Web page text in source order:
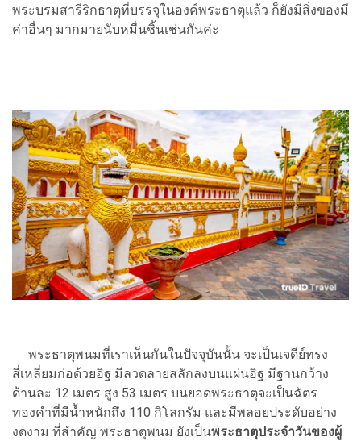
พระบรมสารีริกธาตุที่บรรจุในองค์พระธาตุแล้ว ก็ยังมีสิ่งของมี
ค่าอื่นๆ มากมายนับหมื่นชิ้นเช่นกันค่ะ
พระธาตุพนมที่เราเห็นกันในปัจจุบันนั้น จะเป็นเจดีย์ทรง
สี่เหลี่ยมก่อด้วยอิฐ มีลวดลายสลักลงบนแผ่นอิฐ มีฐานกว้าง
ด้านละ 12 เมตร สูง 53 เมตร บนยอดพระธาตุจะเป็นฉัตร
ทองคำที่มีน้ำหนักถึง 110 กิโลกรัม และมีพลอยประดับอย่าง
งดงาม ที่สำคัญ พระธาตุพนม ยังเป็นพระธาตุประจำวันของผู้